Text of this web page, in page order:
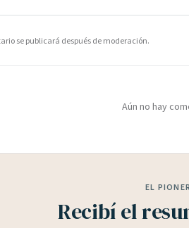
se publicará después de moderación.
Aún no hay
EL
Recibí el